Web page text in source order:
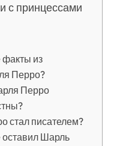
с принцессами
факты из
Перро?
Перро
стал писателем?
оставил Шарль